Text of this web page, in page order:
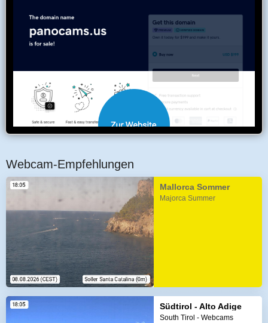
Webcam-Empfehlungen
Mallorca Sommer
Majorca Summer
Südtirol - Alto Adige
South Tirol - Webcams